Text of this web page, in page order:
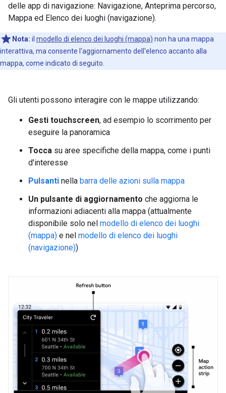
delle app di navigazione: Navigazione, Anteprima percorso,
Mappa ed Elenco dei luoghi (navigazione).
Nota: il modello di elenco dei luoghi (mappa) non ha una mappa
interattiva, ma consente l'aggiornamento dell'elenco accanto alla
mappa, come indicato di seguito.
Gli utenti possono interagire con le mappe utilizzando:
Gesti touchscreen, ad esempio lo scorrimento per
eseguire la panoramica
Tocca su aree specifiche della mappa, come i punti
d'interesse
Pulsanti nella barra delle azioni sulla mappa
Un pulsante di aggiornamento che aggiorna le
informazioni adiacenti alla mappa (attualmente
disponibile solo nel modello di elenco dei luoghi
(mappa) e nel modello di elenco dei luoghi
(navigazione))